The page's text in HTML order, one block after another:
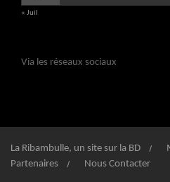
« Juil
Via les réseaux sociaux
La Ribambulle, un site sur la BD
Partenaires
Nous Contacter